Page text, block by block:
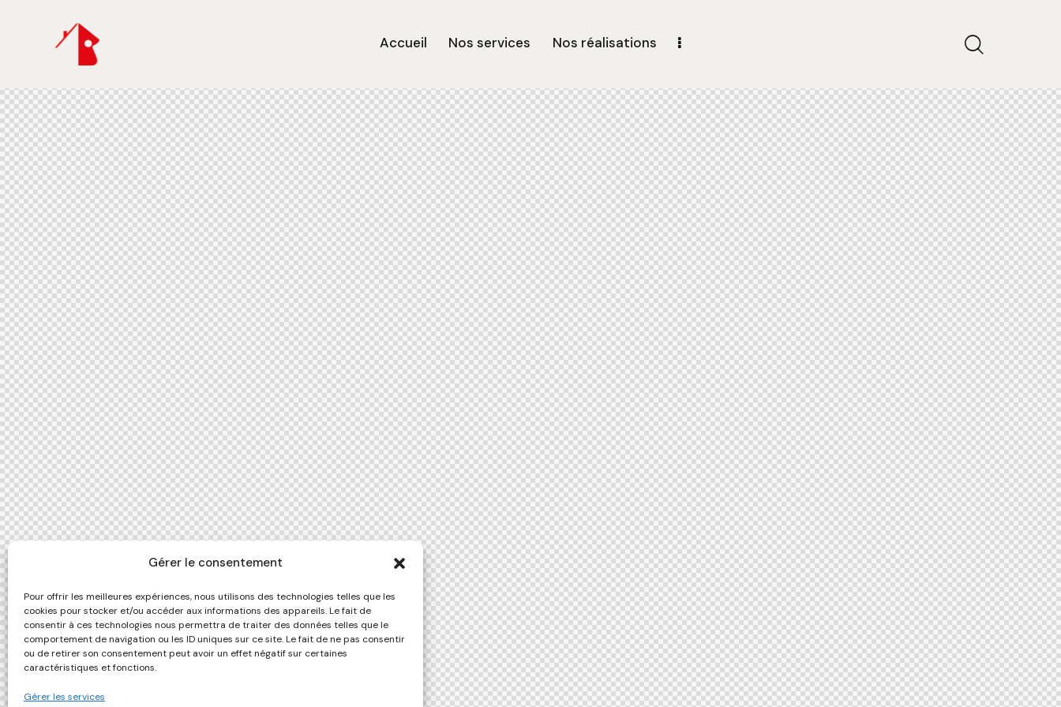
Gérer le consentement
Pour offrir les meilleures expériences, nous utilisons des technologies telles que les
cookies pour stocker et/ou accéder aux informations des appareils. Le fait de
consentir à ces technologies nous permettra de traiter des données telles que le
comportement de navigation ou les ID uniques sur ce site. Le fait de ne pas consentir
ou de retirer son consentement peut avoir un effet négatif sur certaines
caractéristiques et fonctions.
Gérer les services
Accueil Nos services Nos réalisations